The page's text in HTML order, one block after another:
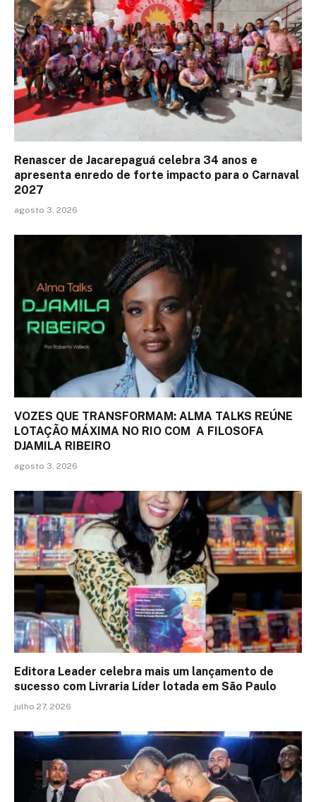
Renascer de Jacarepaguá celebra 34 anos e
apresenta enredo de forte impacto para o Carnaval
2027
agosto 3, 2026
VOZES QUE TRANSFORMAM: ALMA TALKS REÚNE
LOTAÇÃO MÁXIMA NO RIO COM A FILOSOFA
DJAMILA RIBEIRO
agosto 3, 2026
Editora Leader celebra mais um lançamento de
sucesso com Livraria Líder lotada em São Paulo
julho 27, 2026